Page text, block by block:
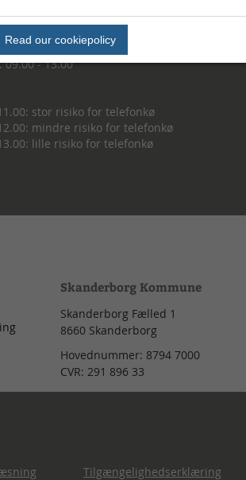
13.00 - 17.00
09.00 - 13.00
stor risiko for telefonkø
mindre risiko for telefonkø
lille risiko for telefonkø
Skanderborg Kommune
Skanderborg Fælled 1
8660 Skanderborg
Hovednummer: 8794 7000
CVR: 291 896 33
Tilgængelighedserklæring
Read our cookiepolicy